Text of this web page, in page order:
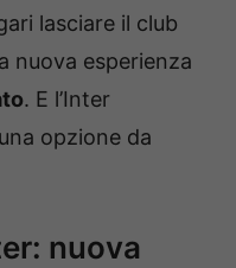
lasciare il club
nuova esperienza
. E l’Inter
opzione da
nuova